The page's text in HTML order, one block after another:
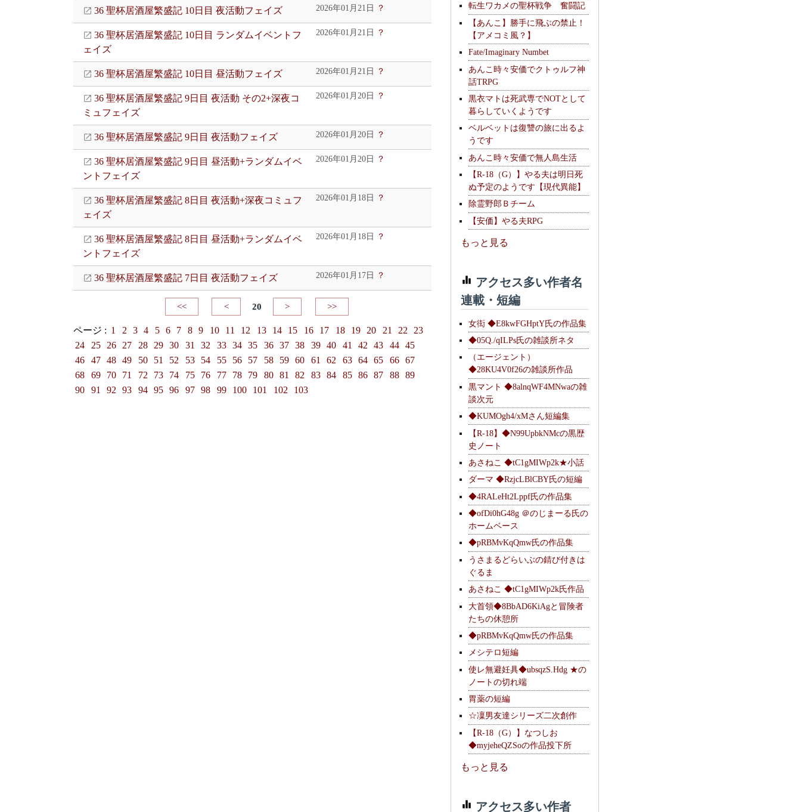
36 聖杯居酒屋繁盛記 10日目 夜活動フェイズ 2026年01月21日 ？
36 聖杯居酒屋繁盛記 10日目 ランダムイベントフ
ェイズ
2026年01月21日 ？
36 聖杯居酒屋繁盛記 10日目 昼活動フェイズ 2026年01月21日 ？
36 聖杯居酒屋繁盛記 9日目 夜活動 その2+深夜コ
ミュフェイズ
2026年01月20日 ？
36 聖杯居酒屋繁盛記 9日目 夜活動フェイズ 2026年01月20日 ？
36 聖杯居酒屋繁盛記 9日目 昼活動+ランダムイベ
ントフェイズ
2026年01月20日 ？
36 聖杯居酒屋繁盛記 8日目 夜活動+深夜コミュフ
ェイズ
2026年01月18日 ？
36 聖杯居酒屋繁盛記 8日目 昼活動+ランダムイベ
ントフェイズ
2026年01月18日 ？
36 聖杯居酒屋繁盛記 7日目 夜活動フェイズ 2026年01月17日 ？
<< < 20 > >>
ページ : 1 2 3 4 5 6 7 8 9 10 11 12 13 14 15 16 17 18 19 20 21 22
23
24
25 26 27 28 29 30 31 32 33 34 35 36 37 38 39 40 41 42 43 44
45
46
47 48 49 50 51 52 53 54 55 56 57 58 59 60 61 62 63 64 65 66
67
68
69 70 71 72 73 74 75 76 77 78 79 80 81 82 83 84 85 86 87 88
89
90
91 92 93 94 95 96 97 98 99 100 101 102 103
転生ワカメの聖杯戦争 奮闘記
【あんこ】勝手に飛ぶの禁止！
【アメコミ風？】
Fate/Imaginary Numbet
あんこ時々安価でクトゥルフ神
話TRPG
黒衣マトは死武専でNOTとして
暮らしていくようです
ベルベットは復讐の旅に出るよ
うです
あんこ時々安価で無人島生活
【R-18（G）】やる夫は明日死
ぬ予定のようです【現代異能】
除霊野郎Ｂチーム
【安価】やる夫RPG
もっと見る
アクセス多い作者名
連載・短編
女衒 ◆E8kwFGHptY氏の作品集
◆05Q./qILPs氏の雑談所ネタ
（エージェント）
◆28KU4V0f26の雑談所作品
黒マント ◆8alnqWF4MNwaの雑
談次元
◆KUMOgh4/xMさん短編集
【R-18】◆N99UpbkNMcの黒歴
史ノート
あさねこ ◆tC1gMIWp2k★小話
ダーマ ◆RzjcLBlCBY氏の短編
◆4RALeHt2Lppf氏の作品集
◆ofDi0hG48g ＠のじまーる氏の
ホームベース
◆pRBMvKqQmw氏の作品集
うさまるどらいぶの錆び付きは
ぐるま
あさねこ ◆tC1gMIWp2k氏作品
大首領◆8BbAD6KiAgと冒険者
たちの休憩所
◆pRBMvKqQmw氏の作品集
メシテロ短編
使レ無避妊具◆ubsqzS.Hdg ★の
ノートの切れ端
胃薬の短編
☆凜男友達シリーズ二次創作
【R-18（G）】なつしお
◆myjeheQZSoの作品投下所
もっと見る
アクセス多い作者